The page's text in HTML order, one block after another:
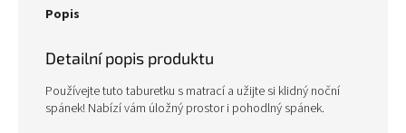
Popis
Detailní popis produktu
Používejte tuto taburetku s matrací a užijte si klidný noční
spánek! Nabízí vám úložný prostor i pohodlný spánek.